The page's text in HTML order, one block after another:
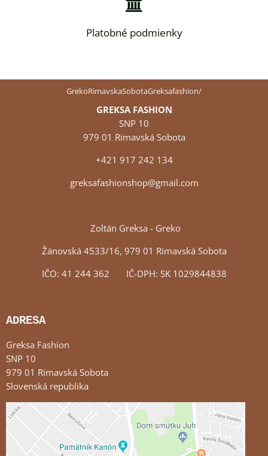
Platobné podmienky
GrekoRimavskaSobotaGreksafashion/
GREKSA FASHION
SNP 10
979 01 Rimavská Sobota
+421 917 242 134
greksafashionshop@gmail.com
Zoltán Greksa - Greko
Žánovská 4533/16, 979 01 Rimavská Sobota
IČO: 41 244 362 IČ-DPH: SK 1029844838
ADRESA
Greksa Fashion
SNP 10
979 01 Rimavská Sobota
Slovenská republika
Externý obsah je blokovaný Voľbami súkromia